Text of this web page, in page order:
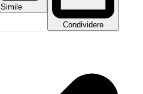
Simile
Condividere